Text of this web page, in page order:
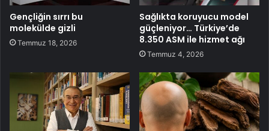
Gençliğin sırrı bu
molekülde gizli
Temmuz 18, 2026
Sağlıkta koruyucu model
güçleniyor… Türkiye’de
8.350 ASM ile hizmet ağı
Temmuz 4, 2026